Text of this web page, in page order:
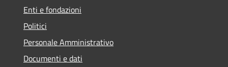
Enti e fondazioni
Politici
Personale Amministrativo
Documenti e dati